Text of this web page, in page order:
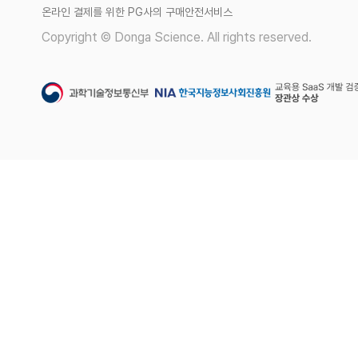
온라인 결제를 위한 PG사의 구매안전서비스
Copyright © Donga Science. All rights reserved.